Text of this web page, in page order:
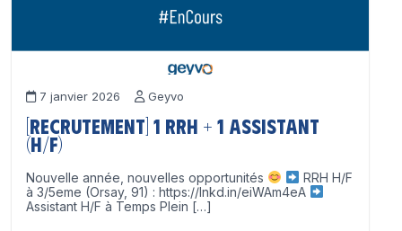
7 janvier 2026 Geyvo
[Recrutement] 1 RRH + 1 Assistant
(H/F)
Nouvelle année, nouvelles opportunités
RRH H/F
à 3/5eme (Orsay, 91) : https://lnkd.in/eiWAm4eA
Assistant H/F à Temps Plein […]